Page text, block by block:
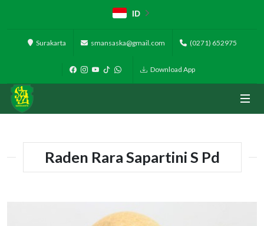
ID
Surakarta smansaska@gmail.com (0271) 652975
Download App
Raden Rara Sapartini S Pd